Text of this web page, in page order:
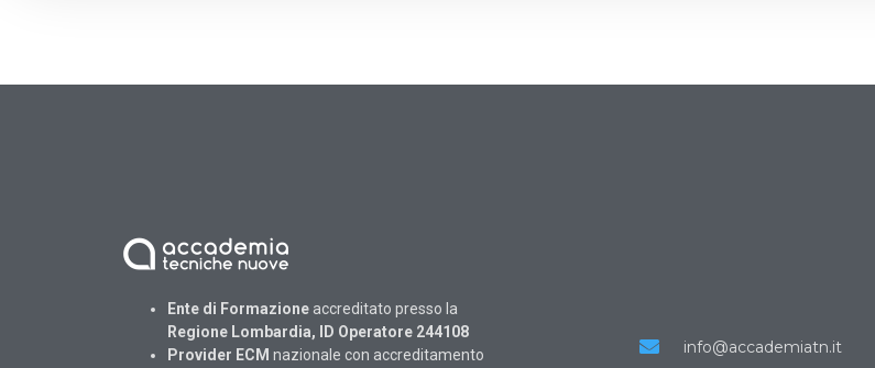
Ente di Formazione accreditato presso la
Regione Lombardia, ID Operatore 244108
Provider ECM nazionale con accreditamento info@accademiatn.it